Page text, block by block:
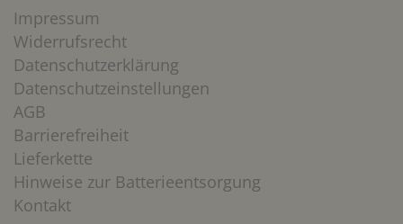
Impressum
Widerrufsrecht
Datenschutzerklärung
Datenschutzeinstellungen
AGB
Barrierefreiheit
Lieferkette
Hinweise zur Batterieentsorgung
Kontakt